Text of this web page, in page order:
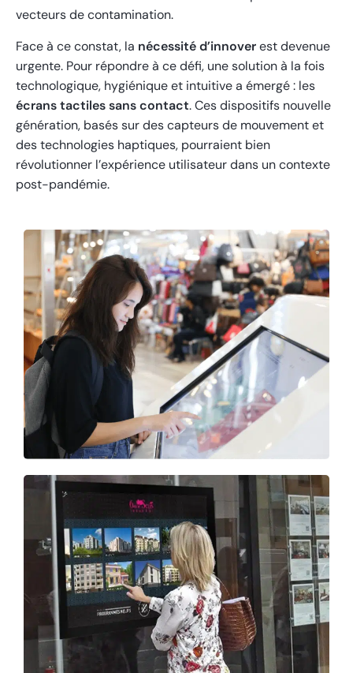
vecteurs de contamination.
Face à ce constat, la nécessité d’innoverest devenue
urgente. Pour répondre à ce défi, une solution à la fois
technologique, hygiénique et intuitive a émergé : les
écrans tactiles sans contact. Ces dispositifs nouvelle
génération, basés sur des capteurs de mouvement et
des technologies haptiques, pourraient bien
révolutionner l’expérience utilisateur dans un contexte
post-pandémie.